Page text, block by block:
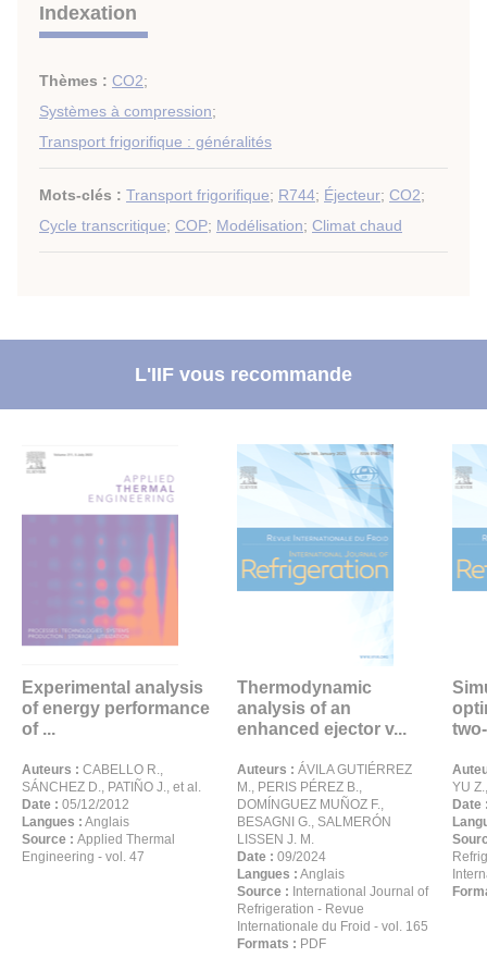
Indexation
Thèmes : CO2;
Systèmes à compression;
Transport frigorifique : généralités
Mots-clés : Transport frigorifique; R744; Éjecteur; CO2;
Cycle transcritique; COP; Modélisation; Climat chaud
L'IIF vous recommande
Experimental analysis
of energy performance
of ...
Auteurs : CABELLO R.,
SÁNCHEZ D., PATIÑO J., et al.
Date : 05/12/2012
Langues : Anglais
Source : Applied Thermal
Engineering - vol. 47
Thermodynamic
analysis of an
enhanced ejector v...
Auteurs : ÁVILA GUTIÉRREZ
M., PERIS PÉREZ B.,
DOMÍNGUEZ MUÑOZ F.,
BESAGNI G., SALMERÓN
LISSEN J. M.
Date : 09/2024
Langues : Anglais
Source : International Journal of
Refrigeration - Revue
Internationale du Froid - vol. 165
Formats : PDF
YU
Date